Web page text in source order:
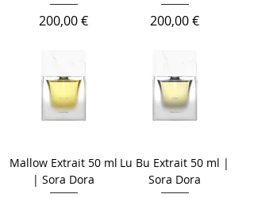
Preis
200,00 € Preis
200,00 €
Mallow Extrait 50 ml
| Sora Dora
Lu Bu Extrait 50 ml |
Sora Dora